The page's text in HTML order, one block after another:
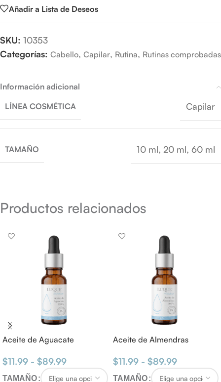
Añadir a Lista de Deseos
SKU: 10353
Categorías: Cabello, Capilar, Rutina, Rutinas comprobadas
Información adicional
LÍNEA COSMÉTICA
Capilar
TAMAÑO 10 ml, 20 ml, 60 ml
Productos relacionados
Aceite de Aguacate
$11.99 - $89.99
TAMAÑO
Aceite de Almendras
$11.99 - $89.99
TAMAÑO